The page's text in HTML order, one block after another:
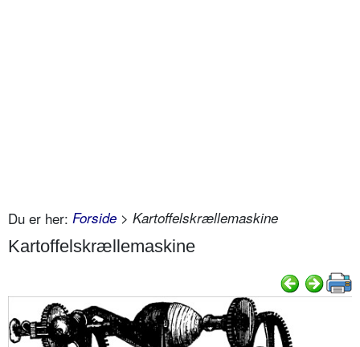
Du er her: Forside > Kartoffelskrællemaskine
Kartoffelskrællemaskine